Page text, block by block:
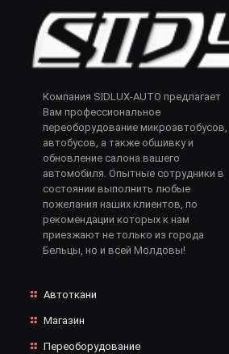
Компания SIDLUX-AUTO предлагает
Вам профессиональное
переоборудование микроавтобусов,
автобусов, а также обшивку и
обновление салона вашего
автомобиля. Опытные сотрудники в
состоянии выполнить любые
пожелания наших клиентов, по
рекомендации которых к нам
приезжают не только из города
Бельцы, но и всей Молдовы!
Автоткани
Магазин
Переоборудование